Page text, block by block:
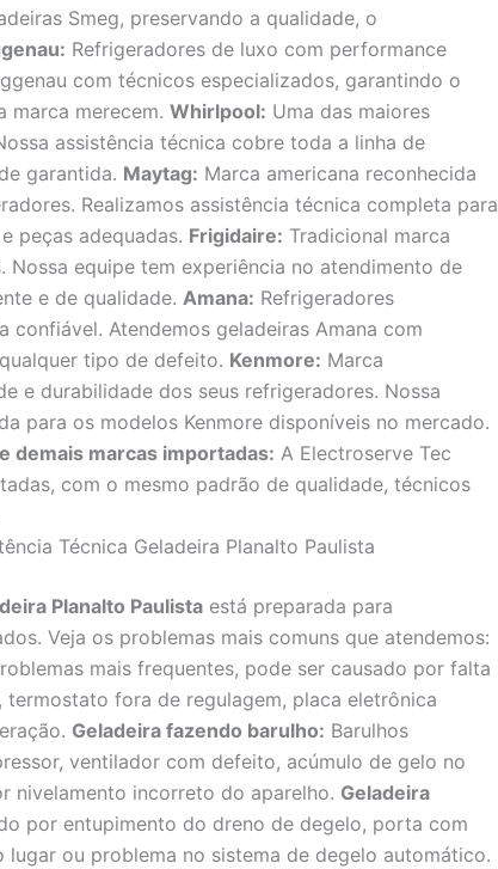
Smeg, preservando a qualidade, o
Refrigeradores de luxo com performance
com técnicos especializados, garantindo o
marca merecem. Whirlpool: Uma das maiores
assistência técnica cobre toda a linha de
garantida. Maytag: Marca americana reconhecida
Realizamos assistência técnica completa para
peças adequadas. Frigidaire: Tradicional marca
equipe tem experiência no atendimento de
e de qualidade. Amana: Refrigeradores
Atendemos geladeiras Amana com
tipo de defeito. Kenmore: Marca
e durabilidade dos seus refrigeradores. Nossa
para os modelos Kenmore disponíveis no mercado.
demais marcas importadas: A Electroserve Tec
com o mesmo padrão de qualidade, técnicos
Técnica Geladeira Planalto Paulista
Planalto Paulista está preparada para
Veja os problemas mais comuns que atendemos:
mais frequentes, pode ser causado por falta
fora de regulagem, placa eletrônica
Geladeira fazendo barulho: Barulhos
ventilador com defeito, acúmulo de gelo no
nivelamento incorreto do aparelho. Geladeira
por entupimento do dreno de degelo, porta com
ou problema no sistema de degelo automático.